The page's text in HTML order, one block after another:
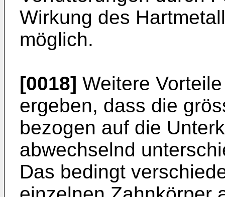
Wirkung des
möglich.
[0018] Weitere
ergeben, dass die
bezogen auf die
abwechselnd
Das bedingt